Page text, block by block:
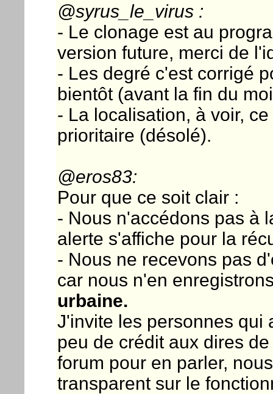
@syrus_le_virus :
- Le clonage est au
version future, merci de
- Les degré c'est corrigé
bientôt (avant la fin du
- La localisation, à voir,
prioritaire (désolé).
@eros83:
Pour que ce soit clair :
- Nous n'accédons pas à
alerte s'affiche pour la
- Nous ne recevons pas
car nous n'en
urbaine.
J'invite les personnes qui
peu de crédit aux dires
forum pour en parler,
transparent sur le